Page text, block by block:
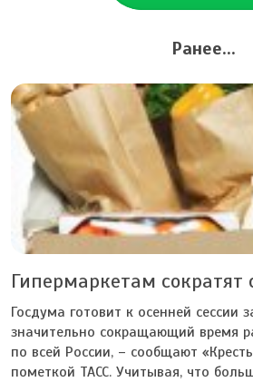
Ранее...
Гипермаркетам сократят
Госдума готовит к осенней сессии
значительно сокращающий время
по всей России, – сообщают
пометкой ТАСС. Учитывая, что